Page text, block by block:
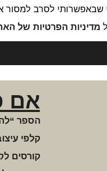
שבאפשרותי לסרב
מדיניות הפרטיות של
אם
הספר
קלפי
קורסים